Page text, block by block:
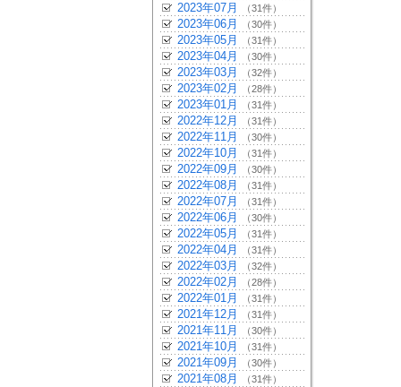
2023年07月 （31件）
2023年06月 （30件）
2023年05月 （31件）
2023年04月 （30件）
2023年03月 （32件）
2023年02月 （28件）
2023年01月 （31件）
2022年12月 （31件）
2022年11月 （30件）
2022年10月 （31件）
2022年09月 （30件）
2022年08月 （31件）
2022年07月 （31件）
2022年06月 （30件）
2022年05月 （31件）
2022年04月 （31件）
2022年03月 （32件）
2022年02月 （28件）
2022年01月 （31件）
2021年12月 （31件）
2021年11月 （30件）
2021年10月 （31件）
2021年09月 （30件）
2021年08月 （31件）